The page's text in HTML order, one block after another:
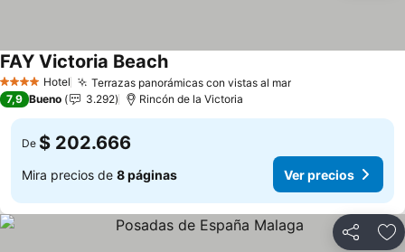
4 EstrellasHotel Terrazas panorámicas con vistas al marVer precios
FAY Victoria BeachVer precios
7,9 Bueno 3.292 Rincón de la Victoria
De $ 202.666
Mira precios de 8 páginas Ver precios
Compartir